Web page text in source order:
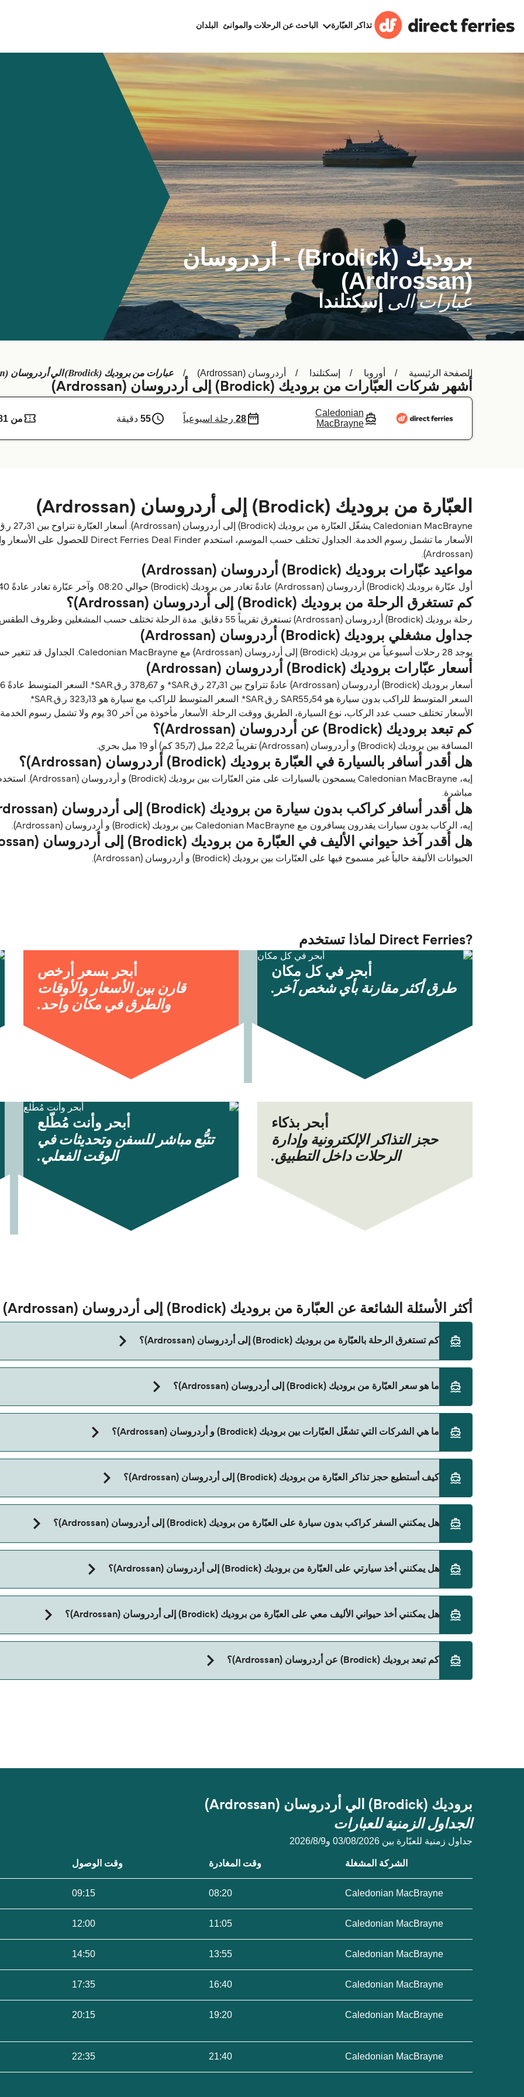
تذاكر العبّارة الباحث عن الرحلات والموانئ البلدان
بروديك (Brodick) - أردروسان
(Ardrossan)
عبارات الى إسكتلندا
الصفحة الرئيسية أوروبا إسكتلندا أردروسان (Ardrossan) عبارات من بروديك (Brodick) الي أردروسان (Ardrossan)
أشهر شركات العبّارات من بروديك (Brodick) إلى أردروسان (Ardrossan)
Caledonian
MacBrayne
28رحلة اسبوعياً 55 دقيقة من 81 ر.ق.‏
العبّارة من بروديك (Brodick) إلى أردروسان (Ardrossan)
(Ardrossan).
مواعيد عبّارات بروديك (Brodick) أردروسان (Ardrossan)
أول عبّارة بروديك (Brodick) أردروسان (Ardrossan) عادةً تغادر من بروديك (Brodick) حوالي 08:20. وآخر عبّارة تغادر عادةً 21:40.
كم تستغرق الرحلة من بروديك (Brodick) إلى أردروسان (Ardrossan)؟
رحلة بروديك (Brodick) أردروسان (Ardrossan) تستغرق تقريباً 55 دقايق. مدة الرحلة تختلف حسب المشغلين وظروف الطقس.
جداول مشغلي بروديك (Brodick) أردروسان (Ardrossan)
يوجد 28 رحلات أسبوعياً من بروديك (Brodick) إلى أردروسان (Ardrossan) مع Caledonian MacBrayne. الجداول قد تتغير حسب الموسم.
أسعار عبّارات بروديك (Brodick) أردروسان (Ardrossan)
السعر المتوسط للراكب بدون سيارة هو SAR55٫54 ر.ق.‏SAR*. السعر المتوسط للراكب مع سيارة هو 323٫13 ر.ق.‏SAR*.
الأسعار تختلف حسب عدد الركاب، نوع السيارة، الطريق ووقت الرحلة. الأسعار مأخوذة من آخر 30 يوم ولا تشمل رسوم الخدمة، آخر تحديث أغسطس 26.
كم تبعد بروديك (Brodick) عن أردروسان (Ardrossan)؟
المسافة بين بروديك (Brodick) و أردروسان (Ardrossan) تقريباً 22٫2 ميل (35٫7 كم) أو 19 ميل بحري.
هل أقدر أسافر بالسيارة في العبّارة بروديك (Brodick) أردروسان (Ardrossan)؟
مباشرة.
هل أقدر أسافر كراكب بدون سيارة من بروديك (Brodick) إلى أردروسان (Ardrossan)؟
إيه، الركاب بدون سيارات يقدرون يسافرون مع Caledonian MacBrayne بين بروديك (Brodick) و أردروسان (Ardrossan).
هل أقدر آخذ حيواني الأليف في العبّارة من بروديك (Brodick) إلى أردروسان (Ardrossan)؟
الحيوانات الأليفة حالياً غير مسموح فيها على العبّارات بين بروديك (Brodick) و أردروسان (Ardrossan).
?Direct Ferries لماذا تستخدم
أبحر في كل مكان
طرق أكثر مقارنة بأي شخص آخر.
أبحر بسعر أرخص
قارن بين الأسعار والأوقات
والطرق في مكان واحد.
أبحر بذكاء
حجز التذاكر الإلكترونية وإدارة
الرحلات داخل التطبيق.
أبحر وأنت مُطّلع
تتبُّع مباشر للسفن وتحديثات في
الوقت الفعلي.
أكثر الأسئلة الشائعة عن العبّارة من بروديك (Brodick) إلى أردروسان (Ardrossan)
كم تستغرق الرحلة بالعبّارة من بروديك (Brodick) إلى أردروسان (Ardrossan)؟
المباشرة باستخدام Direct Ferries Deal Finder.
ما هو سعر العبّارة من بروديك (Brodick) إلى أردروسان (Ardrossan)؟
ما هي الشركات التي تشغّل العبّارات بين بروديك (Brodick) و أردروسان (Ardrossan)؟
Caledonian MacBrayne هي المشغّل الرئيسي للعبّارة من بروديك (Brodick) إلى أردروسان (Ardrossan).
كيف أستطيع حجز تذاكر العبّارة من بروديك (Brodick) إلى أردروسان (Ardrossan)؟
هل يمكنني السفر كراكب بدون سيارة على العبّارة من بروديك (Brodick) إلى أردروسان (Ardrossan)؟
نعم، يمكنك السفر كراكب بدون سيارة من بروديك (Brodick) إلى أردروسان (Ardrossan) مع:
هل يمكنني أخذ سيارتي على العبّارة من بروديك (Brodick) إلى أردروسان (Ardrossan)؟
نعم، يمكنك السفر مع سيارتك على العبّارة من بروديك (Brodick) إلى أردروسان (Ardrossan) مع:
هل يمكنني أخذ حيواني الأليف معي على العبّارة من بروديك (Brodick) إلى أردروسان (Ardrossan)؟
حالياً لا يُسمح باصطحاب الحيوانات على العبّارة بين بروديك (Brodick) و أردروسان (Ardrossan).
كم تبعد بروديك (Brodick) عن أردروسان (Ardrossan)؟
بروديك (Brodick) الي أردروسان (Ardrossan)
الجداول الزمنية للعبارات
جداول زمنية للعبّارة بين 03/08/2026 و9‏/8‏/2026
الشركة المشغلة وقت المغادرة وقت الوصول
Caledonian MacBrayne
08:20
09:15
Caledonian MacBrayne
11:05
12:00
Caledonian MacBrayne
13:55
14:50
Caledonian MacBrayne
16:40
17:35
Caledonian MacBrayne
19:20
20:15
Caledonian MacBrayne
21:40
22:35